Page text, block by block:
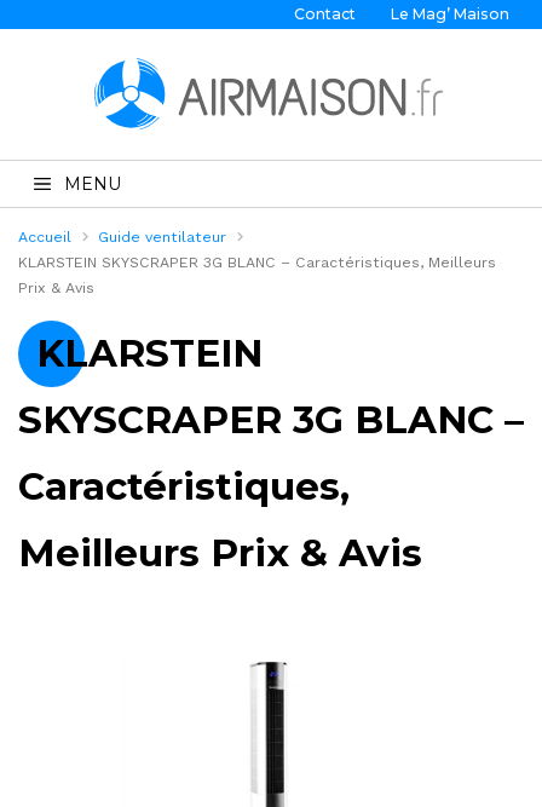
Contact Le Mag’ Maison
MENU
Accueil
Guide ventilateur
KLARSTEIN SKYSCRAPER 3G BLANC – Caractéristiques, Meilleurs
Prix & Avis
KLARSTEIN
SKYSCRAPER 3G BLANC –
Caractéristiques,
Meilleurs Prix & Avis